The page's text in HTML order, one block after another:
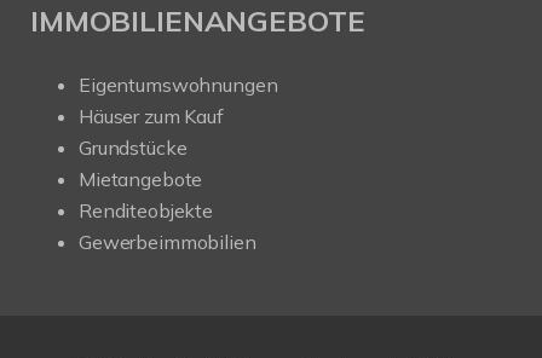
IMMOBILIENANGEBOTE
Eigentumswohnungen
Häuser zum Kauf
Grundstücke
Mietangebote
Renditeobjekte
Gewerbeimmobilien